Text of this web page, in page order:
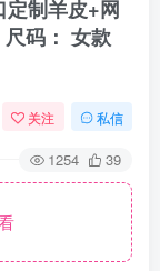
定制羊皮+网
尺码： 女款
关注 私信
1254 39